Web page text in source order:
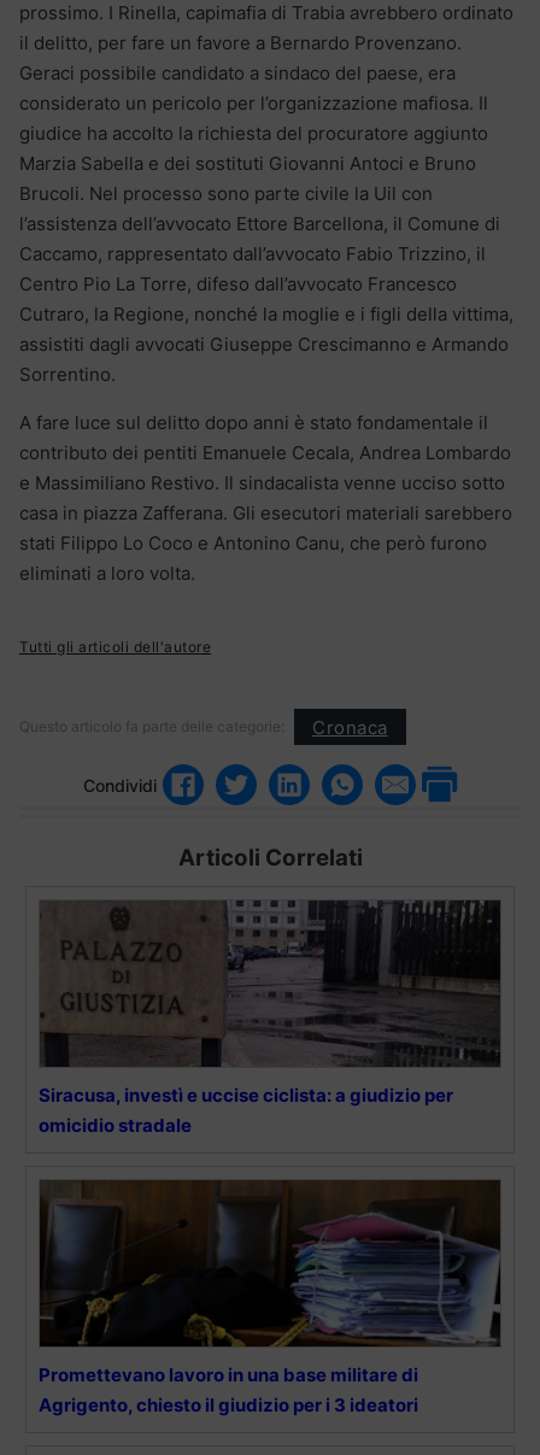
prossimo. I Rinella, capimafia di Trabia avrebbero ordinato
il delitto, per fare un favore a Bernardo Provenzano.
Geraci possibile candidato a sindaco del paese, era
considerato un pericolo per l’organizzazione mafiosa. Il
giudice ha accolto la richiesta del procuratore aggiunto
Marzia Sabella e dei sostituti Giovanni Antoci e Bruno
Brucoli. Nel processo sono parte civile la Uil con
l’assistenza dell’avvocato Ettore Barcellona, il Comune di
Caccamo, rappresentato dall’avvocato Fabio Trizzino, il
Centro Pio La Torre, difeso dall’avvocato Francesco
Cutraro, la Regione, nonché la moglie e i figli della vittima,
assistiti dagli avvocati Giuseppe Crescimanno e Armando
Sorrentino.
A fare luce sul delitto dopo anni è stato fondamentale il
contributo dei pentiti Emanuele Cecala, Andrea Lombardo
e Massimiliano Restivo. Il sindacalista venne ucciso sotto
casa in piazza Zafferana. Gli esecutori materiali sarebbero
stati Filippo Lo Coco e Antonino Canu, che però furono
eliminati a loro volta.
Tutti gli articoli dell'autore
Questo articolo fa parte delle categorie: Cronaca
Condividi
Articoli Correlati
Siracusa, investì e uccise ciclista: a giudizio per
omicidio stradale
Promettevano lavoro in una base militare di
Agrigento, chiesto il giudizio per i 3 ideatori